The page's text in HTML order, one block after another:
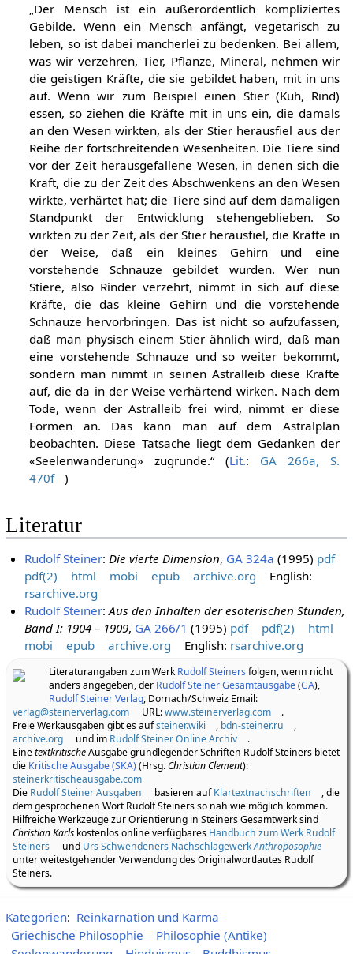
„Der Mensch ist ein außerordentlich kompliziertes
Gebilde. Wenn ein Mensch anfängt, vegetarisch zu
leben, so ist dabei mancherlei zu bedenken. Bei allem,
was wir verzehren, Tier, Pflanze, Mineral, nehmen wir
die geistigen Kräfte, die sie gebildet haben, mit in uns
auf. Wenn wir zum Beispiel einen Stier (Kuh, Rind)
essen, so ziehen die Kräfte mit in uns ein, die damals
an den Wesen wirkten, als der Stier herausfiel aus der
Reihe der fortschreitenden Wesenheiten. Die Tiere sind
vor der Zeit herausgefallene Wesen, in denen sich die
Kraft, die zu der Zeit des Abschwenkens an den Wesen
wirkte, verhärtet hat; die Tiere sind auf dem damaligen
Standpunkt der Entwicklung stehengeblieben. So
wirkten zu der Zeit, als der Stier herausfiel, die Kräfte in
der Weise, daß ein kleines Gehirn und eine
vorstehende Schnauze gebildet wurden. Wer nun
Stiere, also Rinder verzehrt, nimmt in sich auf diese
Kräfte, die das kleine Gehirn und die vorstehende
Schnauze hervorbringen. Das ist nicht so aufzufassen,
daß man physisch einem Stier ähnlich wird, daß man
eine vorstehende Schnauze und so weiter bekommt,
sondern man nimmt in seinen Astralleib diese Kräfte
auf, die da in der Weise verhärtend wirken. Nach dem
Tode, wenn der Astralleib frei wird, nimmt er diese
Formen an. Das kann man auf dem Astralplan
beobachten. Diese Tatsache liegt dem Gedanken der
«Seelenwanderung» zugrunde.“ (Lit.: GA 266a, S.
470f
)
Literatur
Rudolf Steiner:Die vierte Dimension, GA 324a (1995) pdf
pdf(2)
html mobi epub archive.org
English:
rsarchive.org
Rudolf Steiner:Aus den Inhalten der esoterischen Stunden,
Band I: 1904 – 1909, GA 266/1 (1995) pdf pdf(2)
html
mobi
epub archive.org English: rsarchive.org
Literaturangaben zum WerkRudolf Steinersfolgen, wenn nicht
anders angegeben, der Rudolf Steiner Gesamtausgabe(GA),
Rudolf Steiner Verlag, Dornach/Schweiz Email:
verlag@steinerverlag.com
URL:www.steinerverlag.com
.
Freie Werkausgaben gibt es aufsteiner.wiki , bdn-steiner.ru
,
archive.org
und im Rudolf Steiner Online Archiv
.
EinetextkritischeAusgabe grundlegender Schriften Rudolf Steiners bietet
die Kritische Ausgabe (SKA)(Hrsg.Christian Clement):
steinerkritischeausgabe.com
Die Rudolf Steiner Ausgaben basieren aufKlartextnachschriften
, die
dem gesprochenen Wort Rudolf Steiners so nah wie möglich kommen.
Hilfreiche Werkzeuge zur Orientierung in Steiners Gesamtwerk sind
Christian Karlskostenlos online verfügbares Handbuch zum Werk Rudolf
Steiners
und Urs Schwendeners NachschlagewerkAnthroposophie
unter weitestgehender Verwendung des Originalwortlautes Rudolf
Steiners.
Kategorien: Reinkarnation und Karma
Griechische Philosophie
Philosophie (Antike)